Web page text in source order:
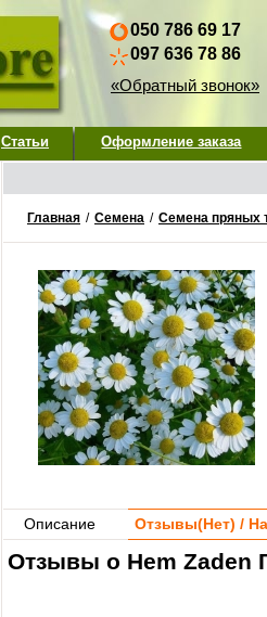
050 786 69 17
097 636 78 86
«Обратный звонок»
Статьи Оформление заказа
Главная / Семена / Семена пряных
Описание Отзывы(Нет) /
Отзывы о Hem Zaden